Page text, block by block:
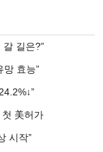
길은?”
망 효능”
첫 美허가
시작”